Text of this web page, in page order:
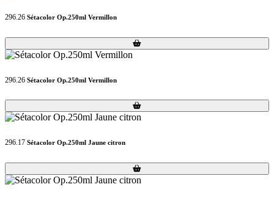
296.26 Sétacolor Op.250ml Vermillon
Loading...
Loading...
296.26 Sétacolor Op.250ml Vermillon
Loading...
Loading...
296.17 Sétacolor Op.250ml Jaune citron
Loading...
Loading...